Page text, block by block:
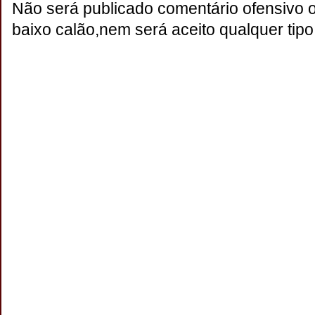
Não será publicado comentário ofensivo
baixo calão,nem será aceito qualquer